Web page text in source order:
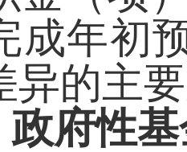
成年初
异的主
政府性